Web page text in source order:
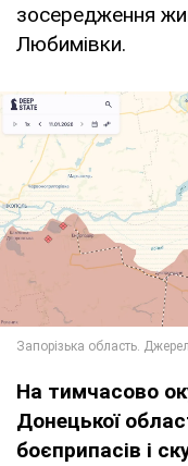
зосередження
Любимівки.
На тимчасово
Донецької
боєприпасів і